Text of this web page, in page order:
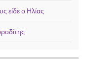
είδε ο Ηλίας